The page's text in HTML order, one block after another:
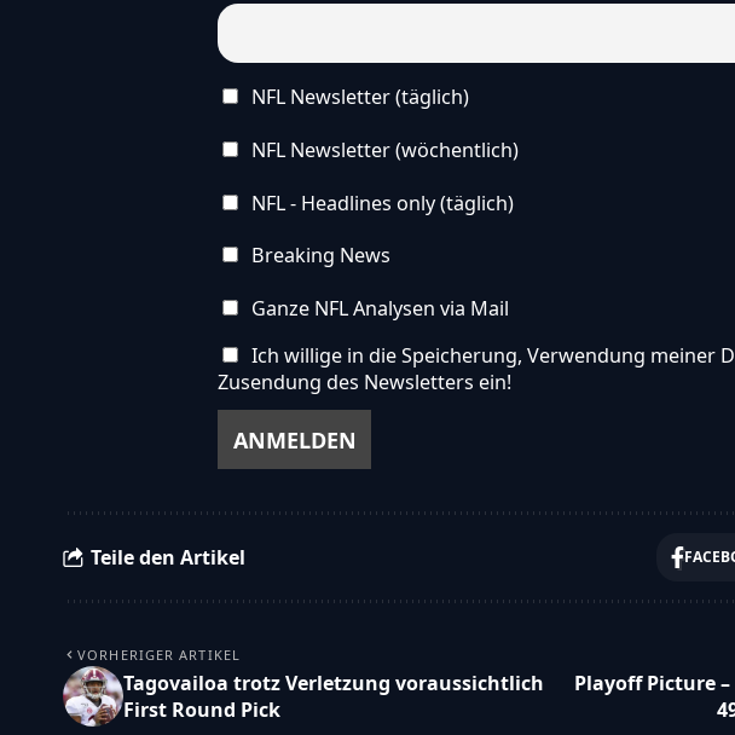
NFL Newsletter (täglich)
NFL Newsletter (wöchentlich)
NFL - Headlines only (täglich)
Breaking News
Ganze NFL Analysen via Mail
Ich willige in die Speicherung, Verwendung meiner
Zusendung des Newsletters ein!
Teile den Artikel
VORHERIGER ARTIKEL
Tagovailoa trotz Verletzung voraussichtlich
First Round Pick
Playoff Picture